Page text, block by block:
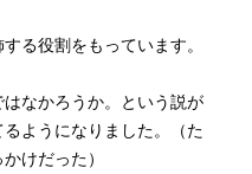
る役割をもっています。
なかろうか。という説が
ようになりました。（た
けだった）